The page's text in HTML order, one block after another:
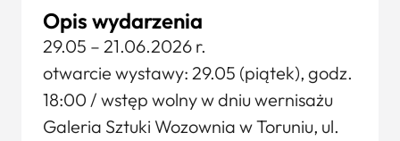
Opis wydarzenia
29.05 – 21.06.2026 r.
otwarcie wystawy: 29.05 (piątek), godz.
18:00 / wstęp wolny w dniu wernisażu
Galeria Sztuki Wozownia w Toruniu, ul.